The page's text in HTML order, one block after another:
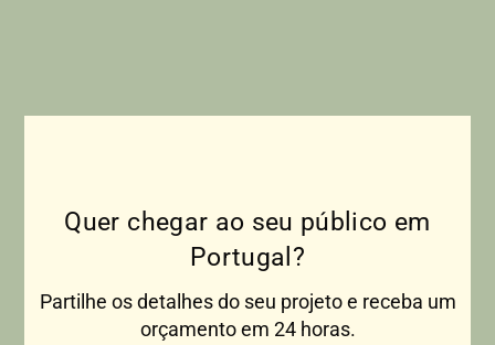
Quer chegar ao seu público em
Portugal?
Partilhe os detalhes do seu projeto e receba um
orçamento em 24 horas.